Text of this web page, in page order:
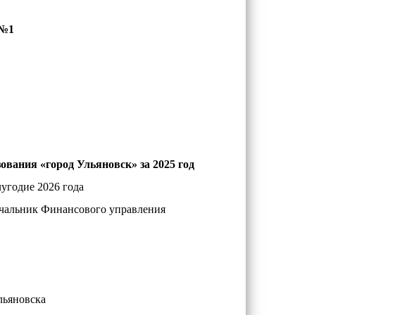
«город Ульяновск» за 2025 год
2026 года
Финансового управления